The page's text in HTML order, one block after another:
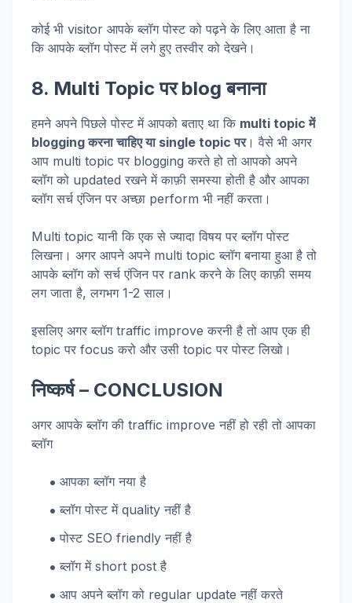
कोई भी visitor आपके ब्लॉग पोस्ट को पढ़ने के लिए आता है ना
कि आपके ब्लॉग पोस्ट में लगे हुए तस्वीर को देखने।
8. Multi Topic पर blog बनाना
हमने अपने पिछले पोस्ट में आपको बताए था कि multi topic में
blogging करना चाहिए या single topic पर। वैसे भी अगर
आप multi topic पर blogging करते हो तो आपको अपने
ब्लॉग को updated रखने में काफ़ी समस्या होती है और आपका
ब्लॉग सर्च एंजिन पर अच्छा perform भी नहीं करता।
Multi topic यानी कि एक से ज्यादा विषय पर ब्लॉग पोस्ट
लिखना। अगर आपने अपने multi topic ब्लॉग बनाया हुआ है तो
आपके ब्लॉग को सर्च एंजिन पर rank करने के लिए काफ़ी समय
लग जाता है, लगभग 1-2 साल।
इसलिए अगर ब्लॉग traffic improve करनी है तो आप एक ही
topic पर focus करो और उसी topic पर पोस्ट लिखो।
निष्कर्ष – CONCLUSION
अगर आपके ब्लॉग की traffic improve नहीं हो रही तो आपका
ब्लॉग
आपका ब्लॉग नया है
ब्लॉग पोस्ट में quality नहीं है
पोस्ट SEO friendly नहीं है
ब्लॉग में short post है
आप अपने ब्लॉग को regular update नहीं करते